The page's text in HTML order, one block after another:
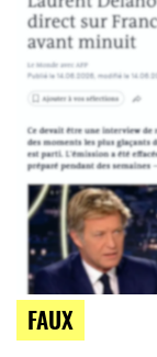
FAUX